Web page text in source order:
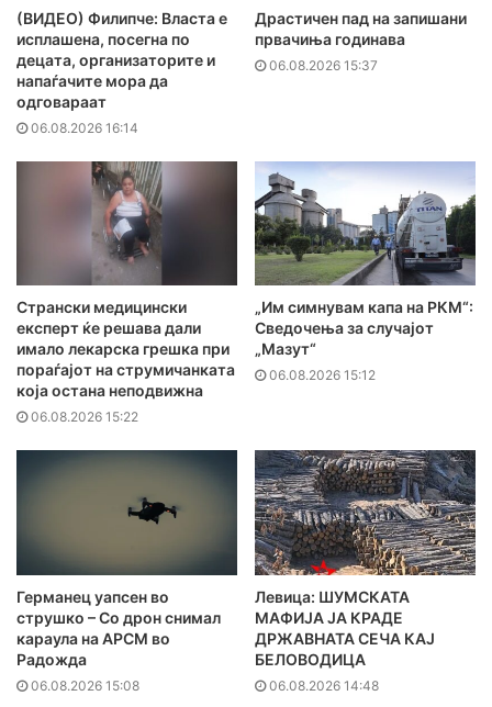
(ВИДЕО) Филипче: Власта е
исплашена, посегна по
децата, организаторите и
напаѓачите мора да
одговараат
06.08.2026 16:14
Драстичен пад на запишани
првачиња годинава
06.08.2026 15:37
Странски медицински
експерт ќе решава дали
имало лекарска грешка при
пораѓајот на струмичанката
која остана неподвижна
06.08.2026 15:22
„Им симнувам капа на РКМ“:
Сведочења за случајот
„Мазут“
06.08.2026 15:12
Германец уапсен во
струшко – Со дрон снимал
караула на АРСМ во
Радожда
06.08.2026 15:08
Левица: ШУМСКАТА
МАФИЈА ЈА КРАДЕ
ДРЖАВНАТА СЕЧА КАЈ
БЕЛОВОДИЦА
06.08.2026 14:48